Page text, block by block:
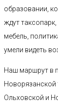
образовании,
ждут
мебель,
умели видеть
Наш маршрут в
Новорязанской
Ольховской и